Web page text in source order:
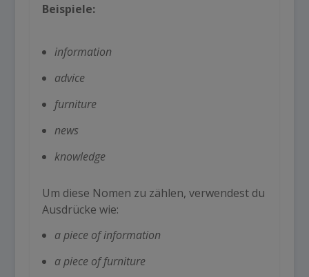
Beispiele:
information
advice
furniture
news
knowledge
Um diese Nomen zu zählen, verwendest du
Ausdrücke wie:
a piece of information
a piece of furniture